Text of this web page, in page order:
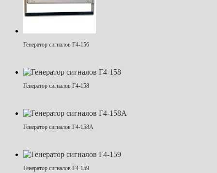
Генератор сигналов Г4-156
Генератор сигналов Г4-158
Генератор сигналов Г4-158А
Генератор сигналов Г4-159